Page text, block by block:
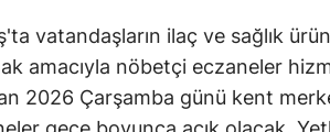
vatandaşların ilaç ve sağlık
amacıyla nöbetçi eczaneler
2026 Çarşamba günü kent